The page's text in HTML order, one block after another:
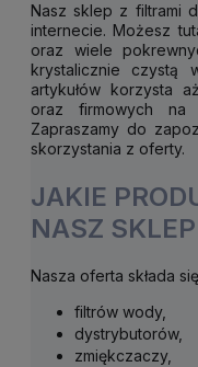
Nasz sklep z filtrami
internecie. Możesz
oraz wiele
krystalicznie czystą
artykułów korzysta
oraz firmowych na
Zapraszamy do
skorzystania z oferty.
JAKIE
NASZ
Nasza oferta składa
filtrów wody,
dystrybutorów,
zmiękczaczy,